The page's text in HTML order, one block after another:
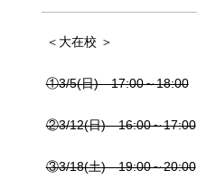
＜大在校 ＞
①3/5(日) 17:00～18:00
②3/12(日) 16:00～17:00
③3/18(土) 19:00～20:00